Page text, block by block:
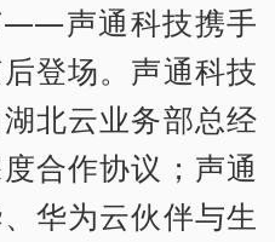
——声通科技携手
登场。声通科技
北云业务部总经
合作协议；声通
华为云伙伴与生